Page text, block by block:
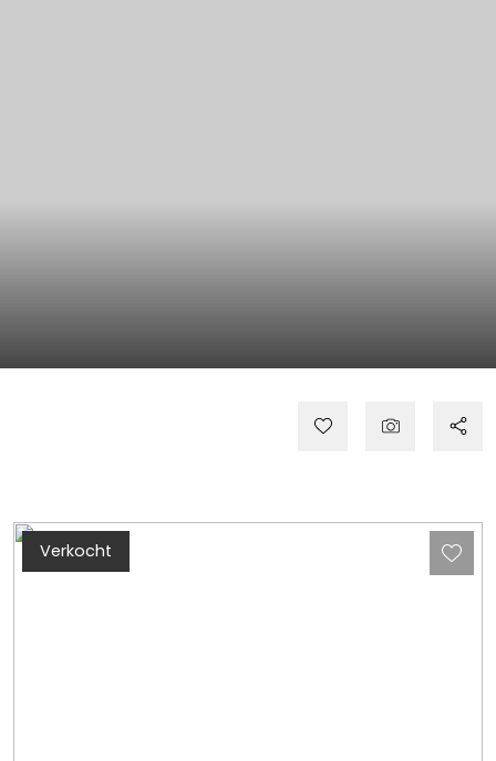
Verkocht